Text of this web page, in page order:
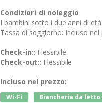
Condizioni di noleggio
I bambini sotto i due anni di
Tassa di soggiorno: Incluso nel
Check-in:: Flessibile
Check-out:: Flessibile
Incluso nel prezzo:
Wi-Fi Biancheria da letto